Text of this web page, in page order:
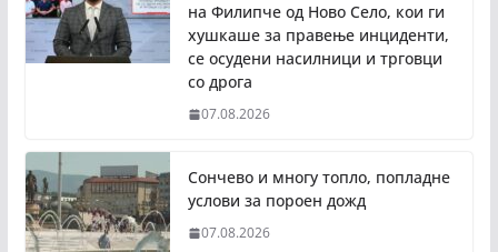
на Филипче од Ново Село, кои ги
хушкаше за правење инциденти,
се осудени насилници и трговци
со дрога
07.08.2026
Сончево и многу топло, попладне
услови за пороен дожд
07.08.2026